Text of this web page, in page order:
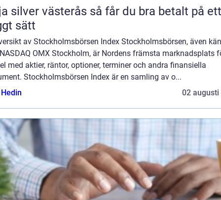
västerås så får du bra betalt på ett
sätt
av Stockholmsbörsen Index Stockholmsbörsen, även
OMX Stockholm, är Nordens främsta marknadsplats
med aktier, räntor, optioner, terminer och andra finansiella
Stockholmsbörsen Index är en samling av o...
02 augusti